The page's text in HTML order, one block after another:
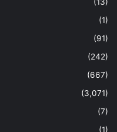
(13)
(1)
(91)
(242)
(667)
(3,071)
(7)
(1)